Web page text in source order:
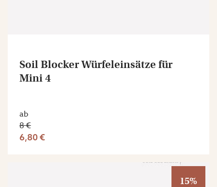
Soil Blocker Würfeleinsätze für
Mini 4
ab
8 €
6,80 €
15%